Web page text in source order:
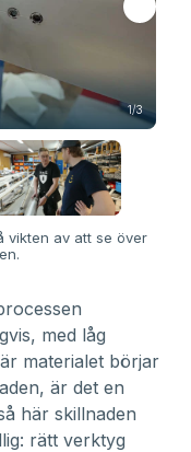
1/3
vikten av att se över
med låg
materialet börjar
är det en
här skillnaden
rätt verktyg